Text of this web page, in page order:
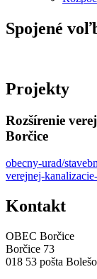
Spojené
Projekty
Rozšírenie
Borčice
obecny-urad/
verejnej-
Kontakt
OBEC Borčice
Borčice 73
018 53 pošta